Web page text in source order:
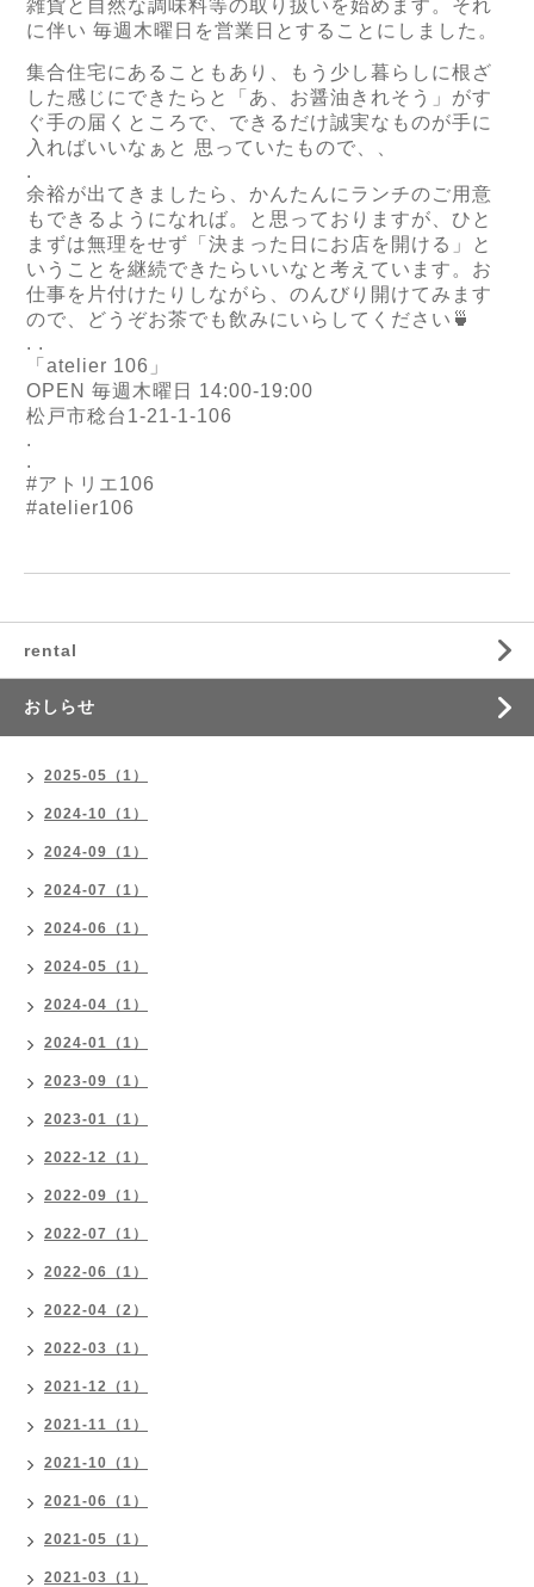
雑貨と自然な調味料等の取り扱いを始めます。それ
に伴い 毎週木曜日を営業日とすることにしました。
集合住宅にあることもあり、もう少し暮らしに根ざ
した感じにできたらと「あ、お醤油きれそう」がす
ぐ手の届くところで、できるだけ誠実なものが手に
入ればいいなぁと 思っていたもので、、
.
余裕が出てきましたら、かんたんにランチのご用意
もできるようになれば。と思っておりますが、ひと
まずは無理をせず「決まった日にお店を開ける」と
いうことを継続できたらいいなと考えています。お
仕事を片付けたりしながら、のんびり開けてみます
ので、どうぞお茶でも飲みにいらしてください🍵
. .
「atelier 106」
OPEN 毎週木曜日 14:00-19:00
松戸市稔台1-21-1-106
.
.
#アトリエ106
#atelier106
rental
おしらせ
2025-05（1）
2024-10（1）
2024-09（1）
2024-07（1）
2024-06（1）
2024-05（1）
2024-04（1）
2024-01（1）
2023-09（1）
2023-01（1）
2022-12（1）
2022-09（1）
2022-07（1）
2022-06（1）
2022-04（2）
2022-03（1）
2021-12（1）
2021-11（1）
2021-10（1）
2021-06（1）
2021-05（1）
2021-03（1）